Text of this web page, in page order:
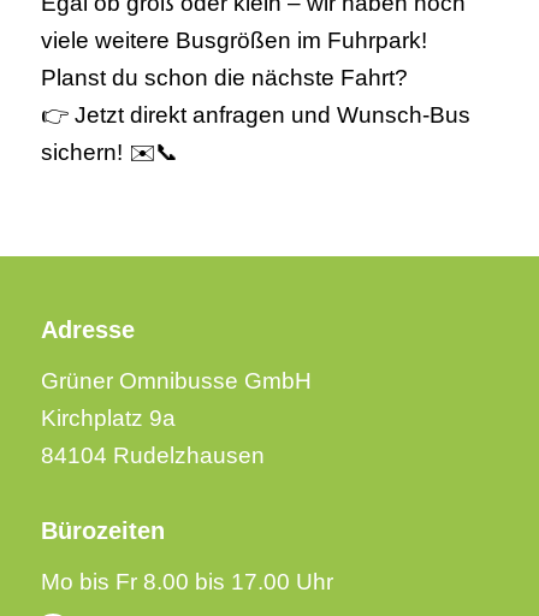
viele weitere Busgrößen im Fuhrpark!
Planst du schon die nächste Fahrt?
👉 Jetzt direkt anfragen und Wunsch-Bus
sichern! ✉️📞
Adresse
Grüner Omnibusse GmbH
Kirchplatz 9a
84104 Rudelzhausen
Bürozeiten
Mo bis Fr 8.00 bis 17.00 Uhr